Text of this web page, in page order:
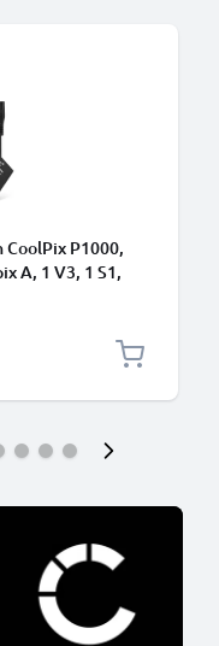
P1000,
A, 1 V3, 1 S1,